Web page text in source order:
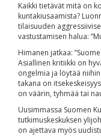
Kaikki tietävät mitä on
kuntakiusaamista?
tilaisuuden
vastustamisen halua:
Himanen jatkaa:
Asiallinen kritiikki on
ongelmia ja löytää
takana on
on väärin, tyhmää tai
Uusimmassa Suomen
tutkimuskeskuksen
on ajettava myös